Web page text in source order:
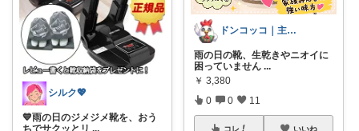
シルク💖
💙雨の日のジメジメ靴を、おう
ドンコッコ｜主婦の家事楽ROOM
雨の日の靴、生乾きやニオイに
困っていません ...
￥ 3,380
0 0 11
コレ いいね